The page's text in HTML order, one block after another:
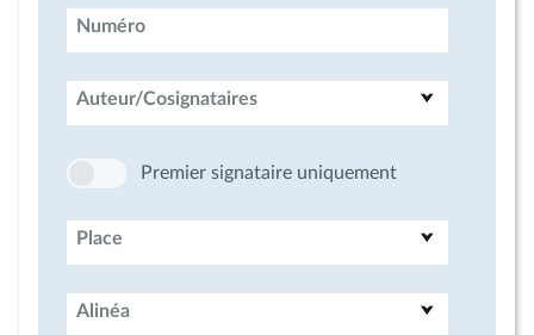
Numéro
Auteur/Cosignataires
Premier signataire uniquement
Place
Alinéa